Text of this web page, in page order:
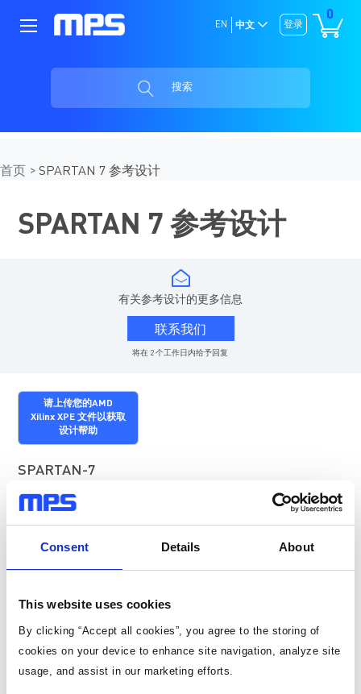
Consent Details About
This website uses cookies
By clicking “Accept all cookies”, you agree to the storing of
cookies on your device to enhance site navigation, analyze site
usage, and assist in our marketing efforts.
0
登录
EN 中文
搜索
首页 SPARTAN 7 参考设计
SPARTAN 7 参考设计
有关参考设计的更多信息
联系我们
将在 2 个工作日内给予回复
请上传您的AMD
Xilinx XPE 文件以获取
设计帮助
SPARTAN-7
超小尺寸模块解决方案（适用于低功率应用）
尺寸优化
带电源时序功能的 PMIC 解决方案，适用于大功率应用 (5Vin)
AMD Xilinx 产品型号
XC7S6
XC7S15
XC7S25
XC7S50
XC7S75